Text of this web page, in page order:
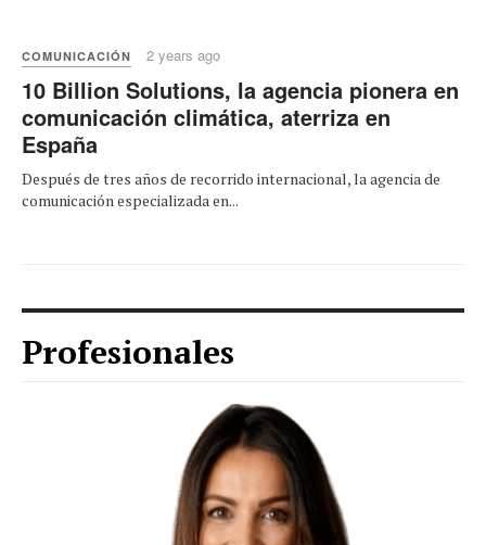
COMUNICACIÓN 2 years ago
10 Billion Solutions, la agencia pionera en
comunicación climática, aterriza en
España
Después de tres años de recorrido internacional, la agencia de
comunicación especializada en...
Profesionales